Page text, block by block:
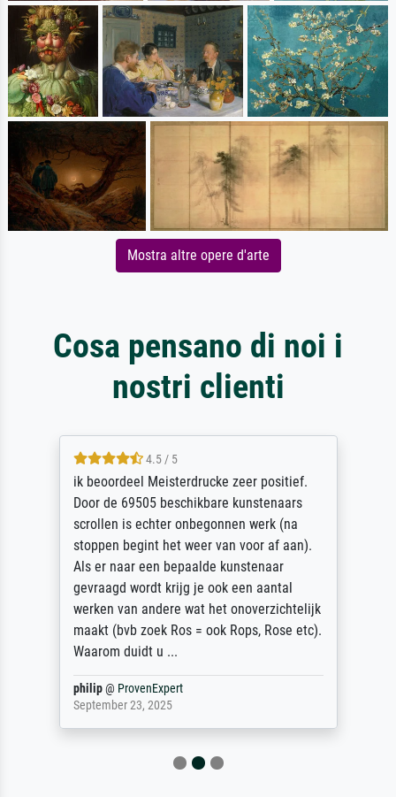
Mostra altre opere d'arte
Cosa pensano di noi i
nostri clienti
4.5 / 5
ik beoordeel Meisterdrucke zeer positief.
Door de 69505 beschikbare kunstenaars
scrollen is echter onbegonnen werk (na
stoppen begint het weer van voor af aan).
Als er naar een bepaalde kunstenaar
gevraagd wordt krijg je ook een aantal
werken van andere wat het onoverzichtelijk
maakt (bvb zoek Ros = ook Rops, Rose etc).
Waarom duidt u ...
philip@ ProvenExpert
September 23, 2025